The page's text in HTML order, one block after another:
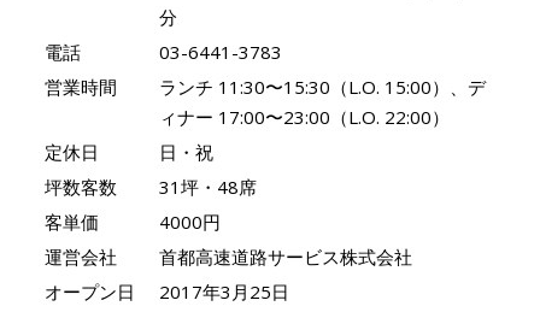
分
電話
03-6441-3783
営業時間
ランチ 11:30〜15:30（L.O. 15:00）、デ
ィナー 17:00〜23:00（L.O. 22:00）
定休日
日・祝
坪数客数
31坪・48席
客単価
4000円
運営会社
首都高速道路サービス株式会社
オープン日
2017年3月25日